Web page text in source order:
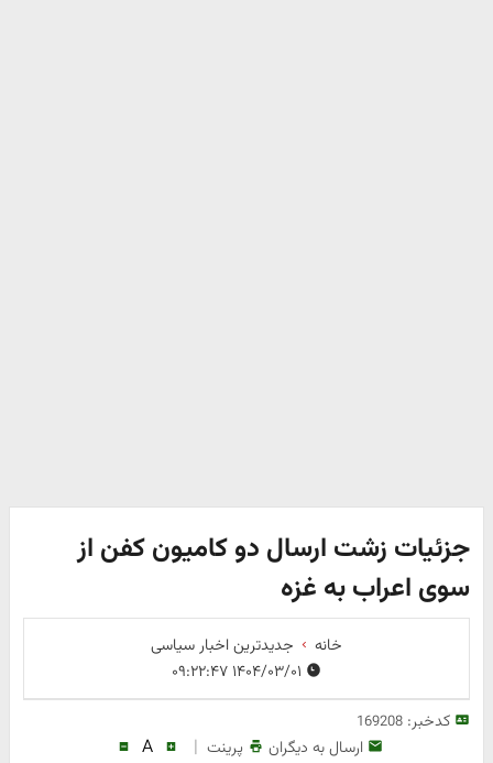
جزئیات زشت ارسال دو کامیون کفن از
سوی اعراب به غزه
خانه
جدیدترین اخبار سیاسی
کدخبر:169208
ارسال به دیگران پرینت |
A